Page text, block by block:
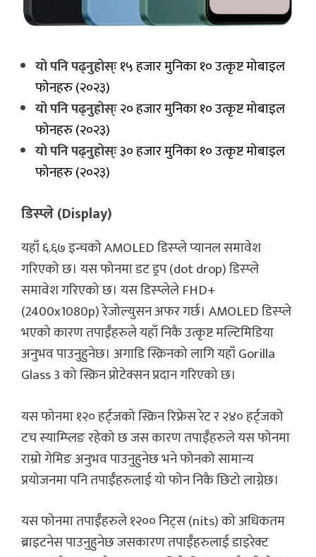
यो पनि पढ्नुहोस्ः१५ हजार मुनिका १० उत्कृष्ट मोबाइल
फोनहरु (२०२३)
यो पनि पढ्नुहोस्ः२० हजार मुनिका १० उत्कृष्ट मोबाइल
फोनहरु (२०२३)
यो पनि पढ्नुहोस्ः३० हजार मुनिका १० उत्कृष्ट मोबाइल
फोनहरु (२०२३)
डिस्प्ले (Display)
यहाँ ६.६७ इन्चको AMOLED डिस्प्ले प्यानल समावेश
गरिएको छ। यस फोनमा डट ड्रप (dot drop) डिस्प्ले
समावेश गरिएको छ। यस डिस्प्लेले FHD+
(2400x1080p) रेजोल्युसन अफर गर्छ। AMOLED डिस्प्ले
भएको कारण तपाईँहरुले यहाँ निकै उत्कृष्ट मल्टिमिडिया
अनुभव पाउनुहुनेछ। अगाडि स्क्रिनको लागि यहाँ Gorilla
Glass 3 को स्क्रिन प्रोटेक्सन प्रदान गरिएको छ।
यस फोनमा १२० हर्ट्जको स्क्रिन रिफ्रेस रेट र २४० हर्ट्जको
टच स्याम्प्लिङ रहेको छ जस कारण तपाईँहरुले यस फोनमा
राम्रो गेमिङ अनुभव पाउनुहुनेछ भने फोनको सामान्य
प्रयोजनमा पनि तपाईँहरुलाई यो फोन निकै छिटो लाग्नेछ।
यस फोनमा तपाईँहरुले १२०० निट्स (nits) को अधिकतम
ब्राइटनेस पाउनुहुनेछ जसकारण तपाईँहरुलाई डाइरेक्ट